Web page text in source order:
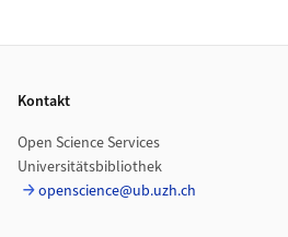
Kontakt
Open Science Services
Universitätsbibliothek
openscience@ub.uzh.ch